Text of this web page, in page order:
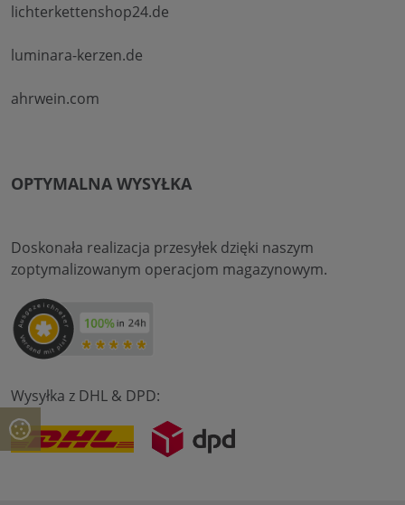
lichterkettenshop24.de
luminara-kerzen.de
ahrwein.com
OPTYMALNA WYSYŁKA
Doskonała realizacja przesyłek dzięki naszym
zoptymalizowanym operacjom magazynowym.
Wysyłka z DHL & DPD: